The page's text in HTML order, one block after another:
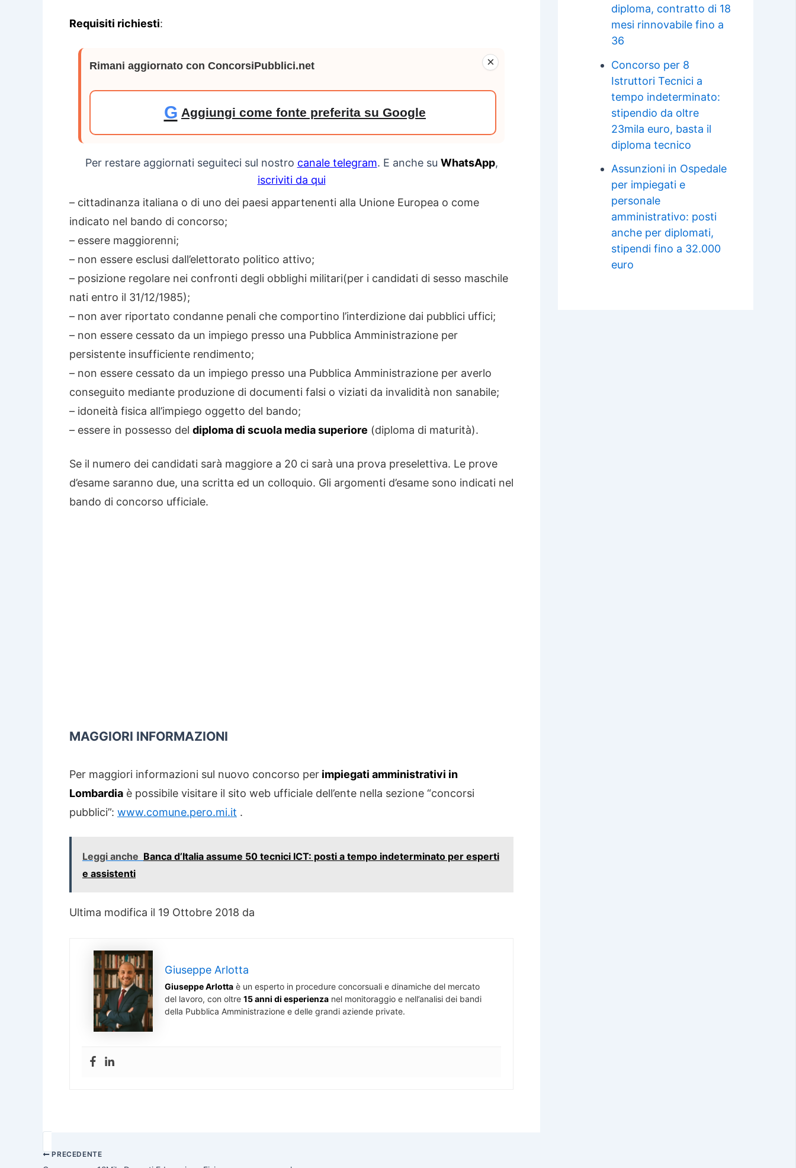
Requisiti richiesti:
×
Rimani aggiornato con ConcorsiPubblici.net
G Aggiungi come fonte preferita su Google
Per restare aggiornati seguiteci sul nostro canale telegram. E anche su WhatsApp,
iscriviti da qui
– cittadinanza italiana o di uno dei paesi appartenenti alla Unione Europea o come
indicato nel bando di concorso;
– essere maggiorenni;
– non essere esclusi dall’elettorato politico attivo;
– posizione regolare nei confronti degli obblighi militari(per i candidati di sesso maschile
nati entro il 31/12/1985);
– non aver riportato condanne penali che comportino l’interdizione dai pubblici uffici;
– non essere cessato da un impiego presso una Pubblica Amministrazione per
persistente insufficiente rendimento;
– non essere cessato da un impiego presso una Pubblica Amministrazione per averlo
conseguito mediante produzione di documenti falsi o viziati da invalidità non sanabile;
– idoneità fisica all’impiego oggetto del bando;
– essere in possesso del diploma di scuola media superiore (diploma di maturità).
Se il numero dei candidati sarà maggiore a 20 ci sarà una prova preselettiva. Le prove
d’esame saranno due, una scritta ed un colloquio. Gli argomenti d’esame sono indicati nel
bando di concorso ufficiale.
MAGGIORI INFORMAZIONI
Per maggiori informazioni sul nuovo concorso per impiegati amministrativi in
Lombardia è possibile visitare il sito web ufficiale dell’ente nella sezione “concorsi
pubblici”: www.comune.pero.mi.it .
Leggi anche Banca d’Italia assume 50 tecnici ICT: posti a tempo indeterminato per esperti
e assistenti
Ultima modifica il 19 Ottobre 2018 da
Giuseppe Arlotta
Giuseppe Arlotta è un esperto in procedure concorsuali e dinamiche del mercato
del lavoro, con oltre 15 anni di esperienza nel monitoraggio e nell’analisi dei bandi
della Pubblica Amministrazione e delle grandi aziende private.
PRECEDENTE
diploma, contratto di 18
mesi rinnovabile fino a
36
Concorso per 8
Istruttori Tecnici a
tempo indeterminato:
stipendio da oltre
23mila euro, basta il
diploma tecnico
Assunzioni in Ospedale
per impiegati e
personale
amministrativo: posti
anche per diplomati,
stipendi fino a 32.000
euro